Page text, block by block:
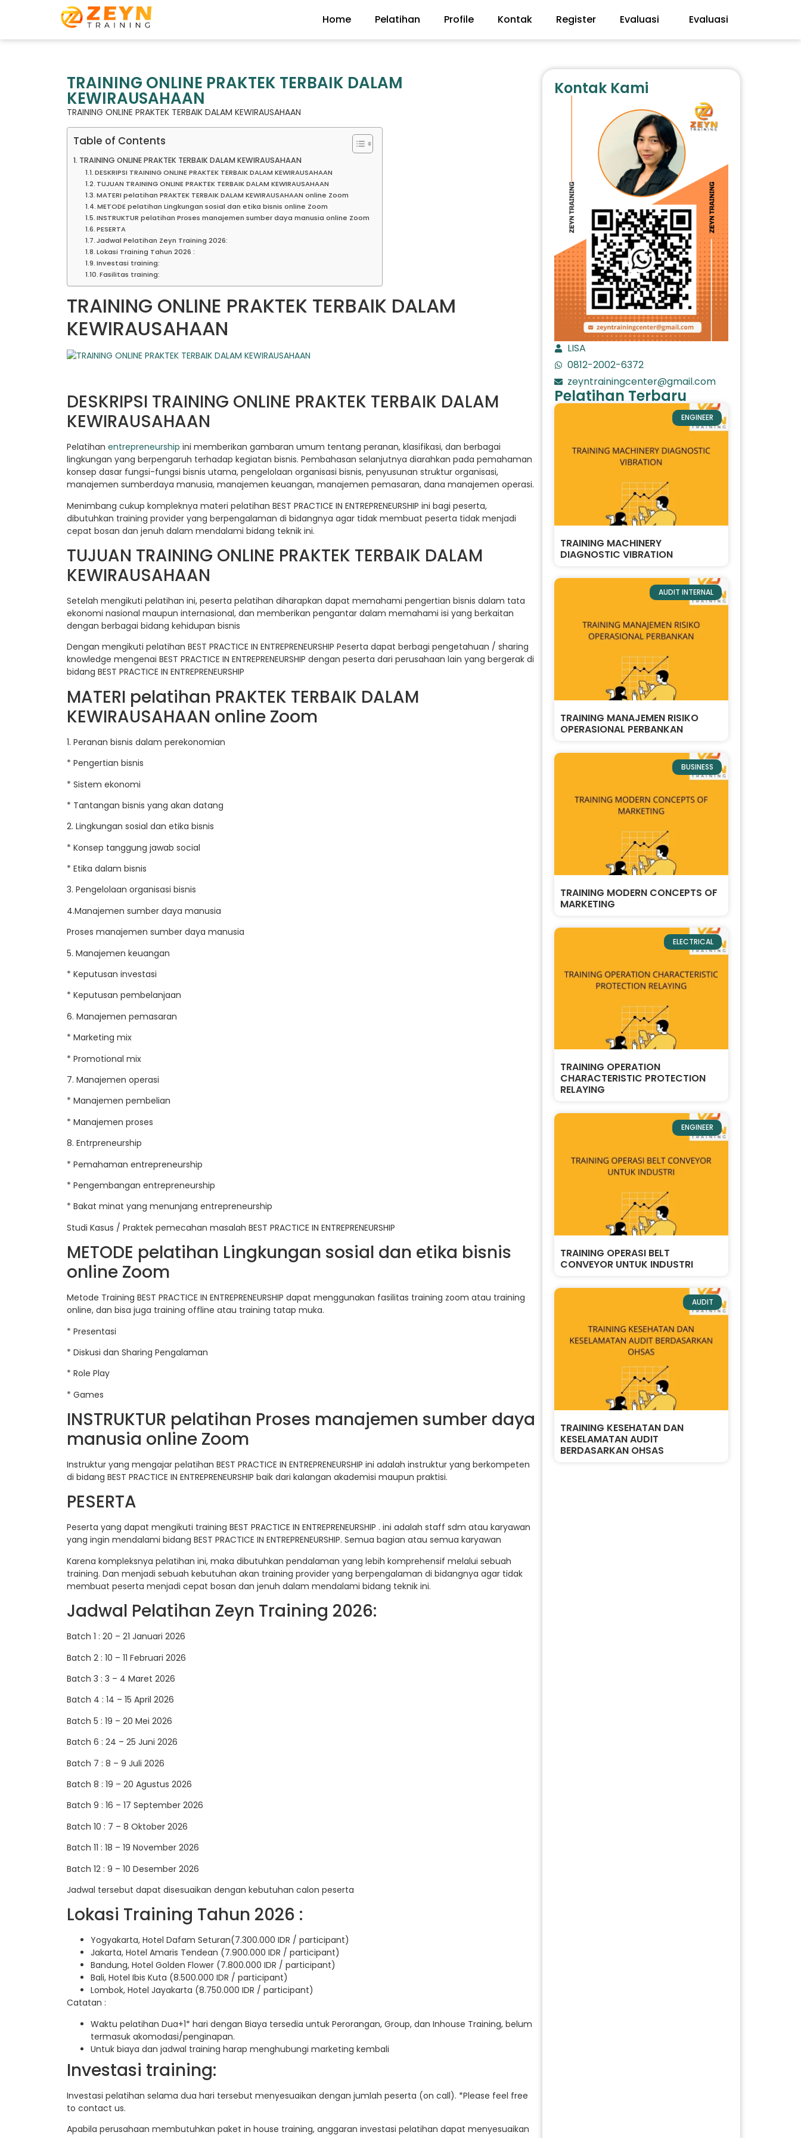
Home Pelatihan Profile Kontak Register Evaluasi Evaluasi
TRAINING ONLINE PRAKTEK TERBAIK DALAM
KEWIRAUSAHAAN
TRAINING ONLINE PRAKTEK TERBAIK DALAM KEWIRAUSAHAAN
Table of Contents
TRAINING ONLINE PRAKTEK TERBAIK DALAM KEWIRAUSAHAAN
DESKRIPSI TRAINING ONLINE PRAKTEK TERBAIK DALAM KEWIRAUSAHAAN
TUJUAN TRAINING ONLINE PRAKTEK TERBAIK DALAM KEWIRAUSAHAAN
MATERI pelatihan PRAKTEK TERBAIK DALAM KEWIRAUSAHAAN online Zoom
METODE pelatihan Lingkungan sosial dan etika bisnis online Zoom
INSTRUKTUR pelatihan Proses manajemen sumber daya manusia online Zoom
PESERTA
Jadwal Pelatihan Zeyn Training 2026:
Lokasi Training Tahun 2026 :
Investasi training:
Fasilitas training:
TRAINING ONLINE PRAKTEK TERBAIK DALAM
KEWIRAUSAHAAN
DESKRIPSI TRAINING ONLINE PRAKTEK TERBAIK DALAM
KEWIRAUSAHAAN
Pelatihan entrepreneurship ini memberikan gambaran umum tentang peranan, klasifikasi, dan berbagai
lingkungan yang berpengaruh terhadap kegiatan bisnis. Pembahasan selanjutnya diarahkan pada pemahaman
konsep dasar fungsi-fungsi bisnis utama, pengelolaan organisasi bisnis, penyusunan struktur organisasi,
manajemen sumberdaya manusia, manajemen keuangan, manajemen pemasaran, dana manajemen operasi.
Menimbang cukup kompleknya materi pelatihan BEST PRACTICE IN ENTREPRENEURSHIP ini bagi peserta,
dibutuhkan training provider yang berpengalaman di bidangnya agar tidak membuat peserta tidak menjadi
cepat bosan dan jenuh dalam mendalami bidang teknik ini.
TUJUAN TRAINING ONLINE PRAKTEK TERBAIK DALAM
KEWIRAUSAHAAN
Setelah mengikuti pelatihan ini, peserta pelatihan diharapkan dapat memahami pengertian bisnis dalam tata
ekonomi nasional maupun internasional, dan memberikan pengantar dalam memahami isi yang berkaitan
dengan berbagai bidang kehidupan bisnis
Dengan mengikuti pelatihan BEST PRACTICE IN ENTREPRENEURSHIP Peserta dapat berbagi pengetahuan / sharing
knowledge mengenai BEST PRACTICE IN ENTREPRENEURSHIP dengan peserta dari perusahaan lain yang bergerak di
bidang BEST PRACTICE IN ENTREPRENEURSHIP
MATERI pelatihan PRAKTEK TERBAIK DALAM
KEWIRAUSAHAAN online Zoom
1. Peranan bisnis dalam perekonomian
* Pengertian bisnis
* Sistem ekonomi
* Tantangan bisnis yang akan datang
2. Lingkungan sosial dan etika bisnis
* Konsep tanggung jawab social
* Etika dalam bisnis
3. Pengelolaan organisasi bisnis
4.Manajemen sumber daya manusia
Proses manajemen sumber daya manusia
5. Manajemen keuangan
* Keputusan investasi
* Keputusan pembelanjaan
6. Manajemen pemasaran
* Marketing mix
* Promotional mix
7. Manajemen operasi
* Manajemen pembelian
* Manajemen proses
8. Entrpreneurship
* Pemahaman entrepreneurship
* Pengembangan entrepreneurship
* Bakat minat yang menunjang entrepreneurship
Studi Kasus / Praktek pemecahan masalah BEST PRACTICE IN ENTREPRENEURSHIP
METODE pelatihan Lingkungan sosial dan etika bisnis
online Zoom
Metode Training BEST PRACTICE IN ENTREPRENEURSHIP dapat menggunakan fasilitas training zoom atau training
online, dan bisa juga training offline atau training tatap muka.
* Presentasi
* Diskusi dan Sharing Pengalaman
* Role Play
* Games
INSTRUKTUR pelatihan Proses manajemen sumber daya
manusia online Zoom
Instruktur yang mengajar pelatihan BEST PRACTICE IN ENTREPRENEURSHIP ini adalah instruktur yang berkompeten
di bidang BEST PRACTICE IN ENTREPRENEURSHIP baik dari kalangan akademisi maupun praktisi.
PESERTA
Peserta yang dapat mengikuti training BEST PRACTICE IN ENTREPRENEURSHIP . ini adalah staff sdm atau karyawan
yang ingin mendalami bidang BEST PRACTICE IN ENTREPRENEURSHIP. Semua bagian atau semua karyawan
Karena kompleksnya pelatihan ini, maka dibutuhkan pendalaman yang lebih komprehensif melalui sebuah
training. Dan menjadi sebuah kebutuhan akan training provider yang berpengalaman di bidangnya agar tidak
membuat peserta menjadi cepat bosan dan jenuh dalam mendalami bidang teknik ini.
Jadwal Pelatihan Zeyn Training 2026:
Batch 1 : 20 – 21 Januari 2026
Batch 2 : 10 – 11 Februari 2026
Batch 3 : 3 – 4 Maret 2026
Batch 4 : 14 – 15 April 2026
Batch 5 : 19 – 20 Mei 2026
Batch 6 : 24 – 25 Juni 2026
Batch 7 : 8 – 9 Juli 2026
Batch 8 : 19 – 20 Agustus 2026
Batch 9 : 16 – 17 September 2026
Batch 10 : 7 – 8 Oktober 2026
Batch 11 : 18 – 19 November 2026
Batch 12 : 9 – 10 Desember 2026
Jadwal tersebut dapat disesuaikan dengan kebutuhan calon peserta
Lokasi Training Tahun 2026 :
Yogyakarta, Hotel Dafam Seturan(7.300.000 IDR / participant)
Jakarta, Hotel Amaris Tendean (7.900.000 IDR / participant)
Bandung, Hotel Golden Flower (7.800.000 IDR / participant)
Bali, Hotel Ibis Kuta (8.500.000 IDR / participant)
Lombok, Hotel Jayakarta (8.750.000 IDR / participant)
Catatan :
Waktu pelatihan Dua+1* hari dengan Biaya tersedia untuk Perorangan, Group, dan Inhouse Training, belum
termasuk akomodasi/penginapan.
Untuk biaya dan jadwal training harap menghubungi marketing kembali
Investasi training:
Investasi pelatihan selama dua hari tersebut menyesuaikan dengan jumlah peserta (on call). *Please feel free
to contact us.
Apabila perusahaan membutuhkan paket in house training, anggaran investasi pelatihan dapat menyesuaikan
Kontak Kami
LISA
0812-2002-6372
zeyntrainingcenter@gmail.com
Pelatihan Terbaru
ENGINEER
TRAINING MACHINERY
DIAGNOSTIC VIBRATION
AUDIT INTERNAL
TRAINING MANAJEMEN RISIKO
OPERASIONAL PERBANKAN
BUSINESS
TRAINING MODERN CONCEPTS OF
MARKETING
ELECTRICAL
TRAINING OPERATION
CHARACTERISTIC PROTECTION
RELAYING
ENGINEER
TRAINING OPERASI BELT
CONVEYOR UNTUK INDUSTRI
AUDIT
TRAINING KESEHATAN DAN
KESELAMATAN AUDIT
BERDASARKAN OHSAS